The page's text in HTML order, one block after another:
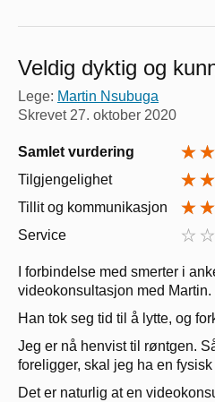
Veldig dyktig og
Lege: Martin Nsubuga
Skrevet 27. oktober 2020
Samlet vurdering
Tilgjengelighet
Tillit og kommunikasjon
Service
I forbindelse med smerter i
videokonsultasjon med Martin.
Han tok seg tid til å lytte, og
Jeg er nå henvist til røntgen.
foreligger, skal jeg ha en
Det er naturlig at en